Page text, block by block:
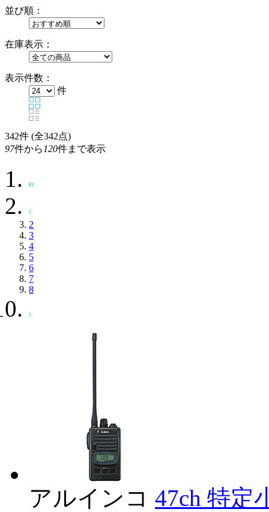
並び順：
在庫表示：
表示件数：
件
342件 (全342点)
97件から 120件まで表示
2
3
4
5
6
7
8
アルインコ 47ch 特定